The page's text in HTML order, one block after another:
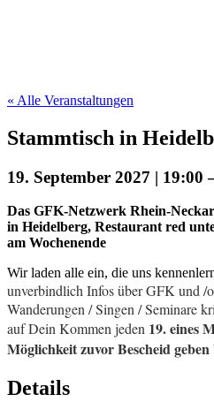
« Alle Veranstaltungen
Stammtisch in
19. September 2027 | 19:00
Das GFK-Netzwerk Rhein-
in Heidelberg, Restaurant red
am Wochenende
Wir laden alle ein, die uns
unverbindlich Infos über GFK und /
Wanderungen / Singen / Seminare
auf Dein Kommen jeden 19. eines
Möglichkeit zuvor Bescheid
Details